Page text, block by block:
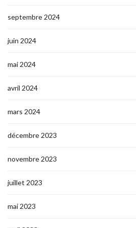
septembre 2024
juin 2024
mai 2024
avril 2024
mars 2024
décembre 2023
novembre 2023
juillet 2023
mai 2023